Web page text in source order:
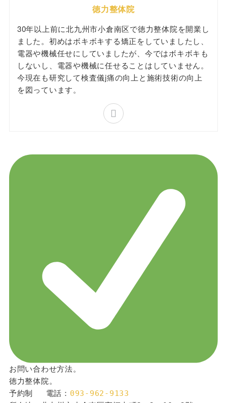
徳力整体院
30年以上前に北九州市小倉南区で徳力整体院を開業し
ました。初めはボキボキする矯正をしていましたし、
電器や機械任せにしていましたが、今ではボキボキも
しないし、電器や機械に任せることはしていません。
今現在も研究して検査儀j痛の向上と施術技術の向上
を図っています。
お問い合わせ方法。
徳力整体院。
予約制 　電話： 093-962-9133